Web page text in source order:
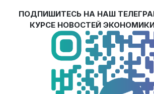
разговор о бизнес-трендах
“Энергия возможностей”.⠀
бы столько новых знаний,
много программ, и результаты говорят
в 2019 году, это на 40%
ПОДПИШИТЕСЬ НА НАШ
КУРСЕ НОВОСТЕЙ